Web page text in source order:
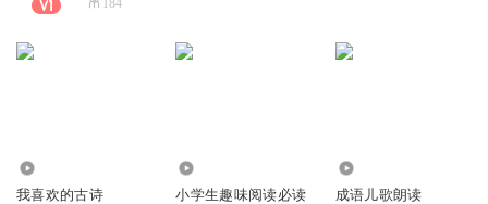
184
我喜欢的古诗
小学生趣味阅读必读
成语儿歌朗读